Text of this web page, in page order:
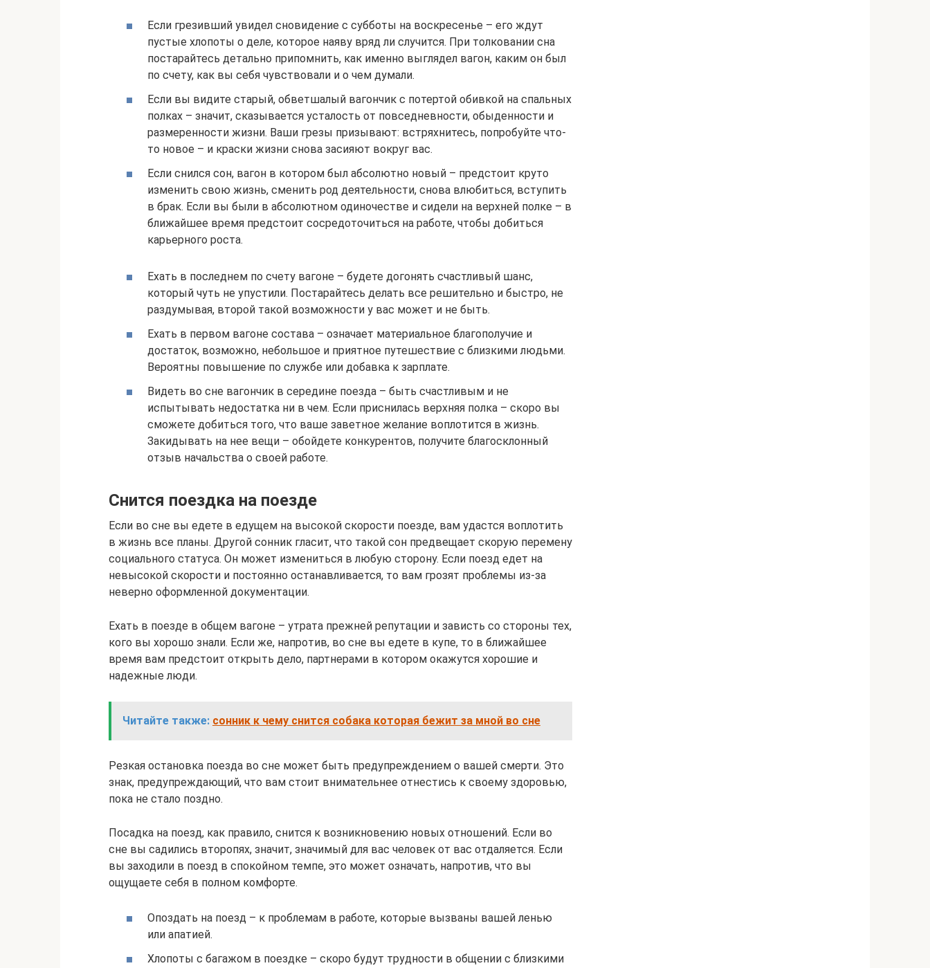
Если грезивший увидел сновидение с субботы на воскресенье – его ждут
пустые хлопоты о деле, которое наяву вряд ли случится. При толковании сна
постарайтесь детально припомнить, как именно выглядел вагон, каким он был
по счету, как вы себя чувствовали и о чем думали.
Если вы видите старый, обветшалый вагончик с потертой обивкой на спальных
полках – значит, сказывается усталость от повседневности, обыденности и
размеренности жизни. Ваши грезы призывают: встряхнитесь, попробуйте что-
то новое – и краски жизни снова засияют вокруг вас.
Если снился сон, вагон в котором был абсолютно новый – предстоит круто
изменить свою жизнь, сменить род деятельности, снова влюбиться, вступить
в брак. Если вы были в абсолютном одиночестве и сидели на верхней полке – в
ближайшее время предстоит сосредоточиться на работе, чтобы добиться
карьерного роста.
Ехать в последнем по счету вагоне – будете догонять счастливый шанс,
который чуть не упустили. Постарайтесь делать все решительно и быстро, не
раздумывая, второй такой возможности у вас может и не быть.
Ехать в первом вагоне состава – означает материальное благополучие и
достаток, возможно, небольшое и приятное путешествие с близкими людьми.
Вероятны повышение по службе или добавка к зарплате.
Видеть во сне вагончик в середине поезда – быть счастливым и не
испытывать недостатка ни в чем. Если приснилась верхняя полка – скоро вы
сможете добиться того, что ваше заветное желание воплотится в жизнь.
Закидывать на нее вещи – обойдете конкурентов, получите благосклонный
отзыв начальства о своей работе.
Снится поездка на поезде
Если во сне вы едете в едущем на высокой скорости поезде, вам удастся воплотить
в жизнь все планы. Другой сонник гласит, что такой сон предвещает скорую перемену
социального статуса. Он может измениться в любую сторону. Если поезд едет на
невысокой скорости и постоянно останавливается, то вам грозят проблемы из-за
неверно оформленной документации.
Ехать в поезде в общем вагоне – утрата прежней репутации и зависть со стороны тех,
кого вы хорошо знали. Если же, напротив, во сне вы едете в купе, то в ближайшее
время вам предстоит открыть дело, партнерами в котором окажутся хорошие и
надежные люди.
Читайте также: сонник к чему снится собака которая бежит за мной во сне
Резкая остановка поезда во сне может быть предупреждением о вашей смерти. Это
знак, предупреждающий, что вам стоит внимательнее отнестись к своему здоровью,
пока не стало поздно.
Посадка на поезд, как правило, снится к возникновению новых отношений. Если во
сне вы садились второпях, значит, значимый для вас человек от вас отдаляется. Если
вы заходили в поезд в спокойном темпе, это может означать, напротив, что вы
ощущаете себя в полном комфорте.
Опоздать на поезд – к проблемам в работе, которые вызваны вашей ленью
или апатией.
Хлопоты с багажом в поездке – скоро будут трудности в общении с близкими